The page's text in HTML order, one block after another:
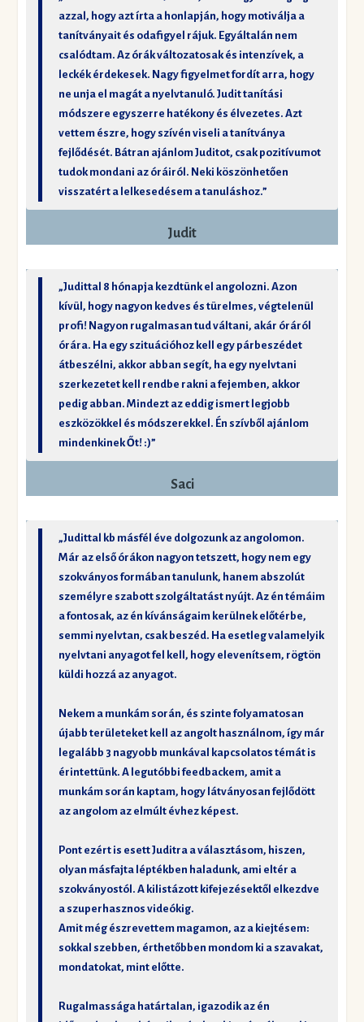
azzal, hogy azt írta a honlapján, hogy motiválja a
tanítványait és odafigyel rájuk. Egyáltalán nem
csalódtam. Az órák változatosak és intenzívek, a
leckék érdekesek. Nagy figyelmet fordít arra, hogy
ne unja el magát a nyelvtanuló. Judit tanítási
módszere egyszerre hatékony és élvezetes. Azt
vettem észre, hogy szívén viseli a tanítványa
fejlődését. Bátran ajánlom Juditot, csak pozitívumot
tudok mondani az óráiról. Neki köszönhetően
visszatért a lelkesedésem a tanuláshoz.”
Judit
„Judittal 8 hónapja kezdtünk el angolozni. Azon
kívül, hogy nagyon kedves és türelmes, végtelenül
profi! Nagyon rugalmasan tud váltani, akár óráról
órára. Ha egy szituációhoz kell egy párbeszédet
átbeszélni, akkor abban segít, ha egy nyelvtani
szerkezetet kell rendbe rakni a fejemben, akkor
pedig abban. Mindezt az eddig ismert legjobb
eszközökkel és módszerekkel. Én szívből ajánlom
mindenkinek Őt! :)”
Saci
„Judittal kb másfél éve dolgozunk az angolomon.
Már az első órákon nagyon tetszett, hogy nem egy
szokványos formában tanulunk, hanem abszolút
személyre szabott szolgáltatást nyújt. Az én témáim
a fontosak, az én kívánságaim kerülnek előtérbe,
semmi nyelvtan, csak beszéd. Ha esetleg valamelyik
nyelvtani anyagot fel kell, hogy elevenítsem, rögtön
küldi hozzá az anyagot.
Nekem a munkám során, és szinte folyamatosan
újabb területeket kell az angolt használnom, így már
legalább 3 nagyobb munkával kapcsolatos témát is
érintettünk. A legutóbbi feedbackem, amit a
munkám során kaptam, hogy látványosan fejlődött
az angolom az elmúlt évhez képest.
Pont ezért is esett Juditra a választásom, hiszen,
olyan másfajta léptékben haladunk, ami eltér a
szokványostól. A kilistázott kifejezésektől elkezdve
a szuperhasznos videókig.
Amit még észrevettem magamon, az a kiejtésem:
sokkal szebben, érthetőbben mondom ki a szavakat,
mondatokat, mint előtte.
Rugalmassága határtalan, igazodik az én